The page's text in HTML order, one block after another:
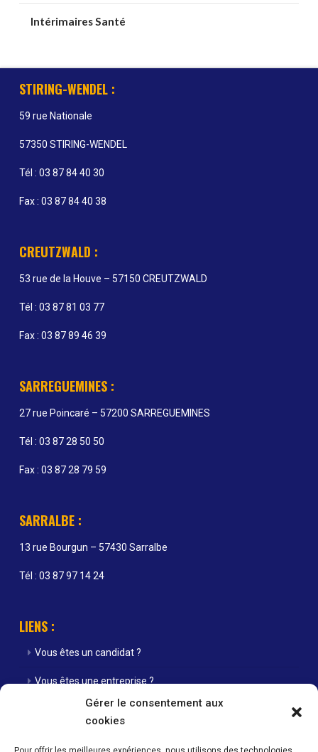
Gérer le consentement aux
cookies
Intérimaires Santé
STIRING-WENDEL :
59 rue Nationale
57350 STIRING-WENDEL
Tél : 03 87 84 40 30
Fax : 03 87 84 40 38
CREUTZWALD :
53 rue de la Houve – 57150 CREUTZWALD
Tél : 03 87 81 03 77
Fax : 03 87 89 46 39
SARREGUEMINES :
27 rue Poincaré – 57200 SARREGUEMINES
Tél : 03 87 28 50 50
Fax : 03 87 28 79 59
SARRALBE :
13 rue Bourgun – 57430 Sarralbe
Tél : 03 87 97 14 24
LIENS :
Vous êtes un candidat ?
Vous êtes une entreprise ?
Nos agences